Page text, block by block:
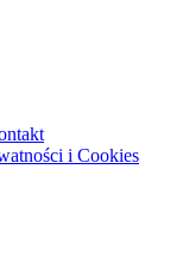
i Cookies